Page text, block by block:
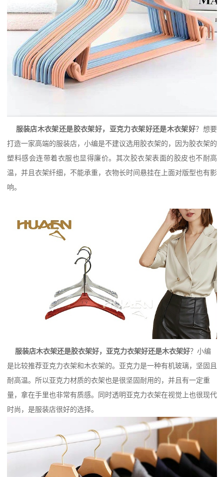
服装店木衣架还是胶衣架好，亚克力衣架好还是木衣架好？想要
打造一家高端的服装店，小编是不建议选用胶衣架的，因为胶衣架的
塑料感会连带着衣服也显得廉价。其次胶衣架表面的胶皮也不耐高
温，并且衣架纤细，不能承重，衣物长时间悬挂在上面对版型也有影
响。
服装店木衣架还是胶衣架好，亚克力衣架好还是木衣架好？小编
是比较推荐亚克力衣架和木衣架的。亚克力是一种有机玻璃，坚固且
耐高温。所以亚克力材质的衣架也是很坚固耐用的，并且有一定重
量，拿在手里也非常有质感。同时透明亚克力衣架在视觉上也很现代
时尚，是服装店很好的选择。